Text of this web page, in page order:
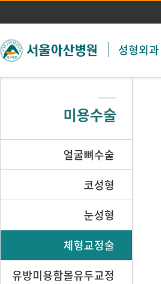
주메뉴 바로가
본문 바로가기
성형외과
미용수술
얼굴뼈수술
코성형
눈성형
체형교정술
유방미용함몰유두교정